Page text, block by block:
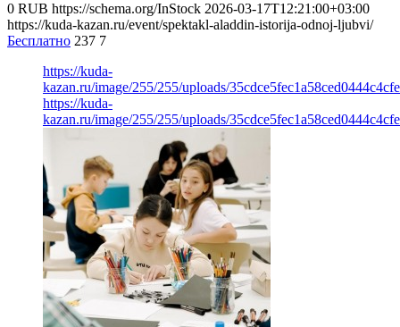
0 RUB https://schema.org/InStock 2026-03-17T12:21:00+03:00
https://kuda-kazan.ru/event/spektakl-aladdin-istorija-odnoj-ljubvi/
Бесплатно 237 7
https://kuda-
kazan.ru/image/255/255/uploads/
https://kuda-
kazan.ru/image/255/255/uploads/